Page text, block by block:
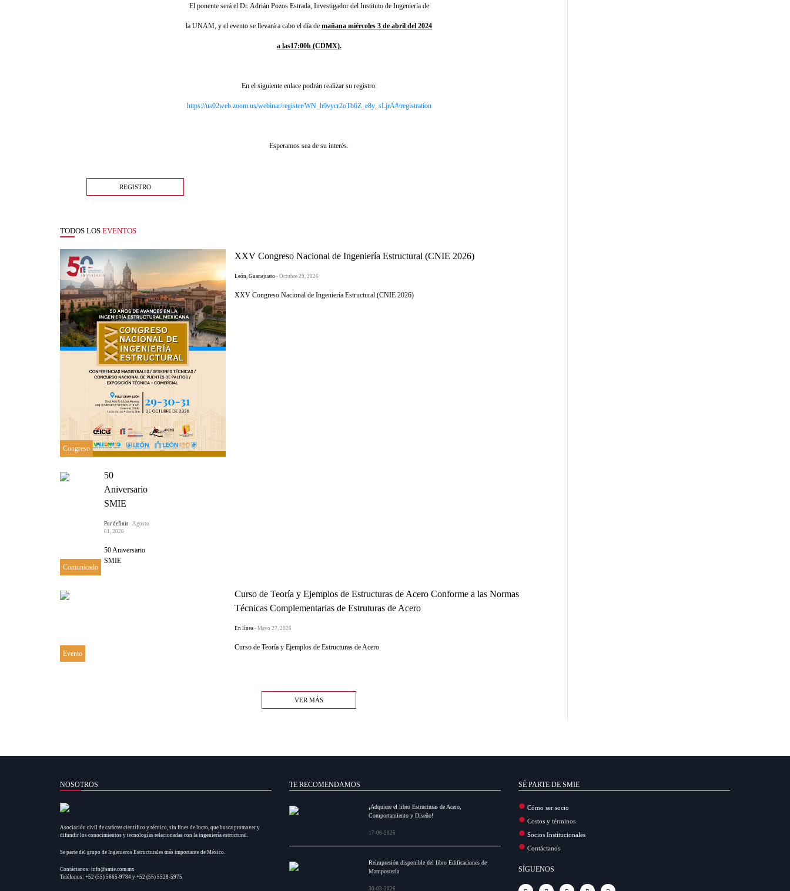
El ponente será el Dr. Adrián Pozos Estrada, Investigador del Instituto de Ingeniería de
la UNAM, y el evento se llevará a cabo el día demañana miércoles 3 de abril del 2024
a las17:00h (CDMX).
En el siguiente enlace podrán realizar su registro:
https://us02web.zoom.us/webinar/register/WN_h9vycr2oTb6Z_e8y_sLjrA#/registration
Esperamos sea de su interés.
REGISTRO
TODOS LOS EVENTOS
Congreso
XXV Congreso Nacional de Ingeniería Estructural (CNIE 2026)
León, Guanajuato - Octubre 29, 2026
XXV Congreso Nacional de Ingeniería Estructural (CNIE 2026)
Comunicado
50
Aniversario
SMIE
Por definir - Agosto
01, 2026
50 Aniversario
SMIE
Evento
Curso de Teoría y Ejemplos de Estructuras de Acero Conforme a las Normas
Técnicas Complementarias de Estruturas de Acero
En línea - Mayo 27, 2026
Curso de Teoría y Ejemplos de Estructuras de Acero
VER MÁS
NOSOTROS
Asociación civil de carácter científico y técnico, sin fines de lucro, que busca promover y
difundir los conocimientos y tecnologías relacionadas con la ingeniería estructural.
Se parte del grupo de Ingenieros Estructurales más importante de México.
Contáctanos: info@smie.com.mx
Teléfonos: +52 (55) 5665-9784 y +52 (55) 5528-5975
TE RECOMENDAMOS
¡Adquiere el libro Estructuras de Acero,
Comportamiento y Diseño!
17-06-2025
Reimpresión disponible del libro Edificaciones de
Mampostería
30-03-2026
SÉ PARTE DE SMIE
Cómo ser socio
Costos y términos
Socios Institucionales
Contáctanos
SÍGUENOS